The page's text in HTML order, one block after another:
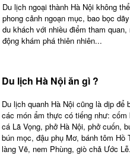
Du lịch ngoại thành Hà Nội không
phong cảnh ngoạn mục, bao bọc
du khách với nhiều điểm tham
động khám phá thiên nhiên...
Du lịch Hà Nội ăn gì ?
Du lịch quanh Hà Nội cũng là dịp
các món ẩm thực có tiếng như:
cá Lã Vọng, phở Hà Nội, phở cuốn,
bún mọc, đậu phụ Mơ, bánh tôm
làng Vẽ, nem Phùng, giò chả Ước